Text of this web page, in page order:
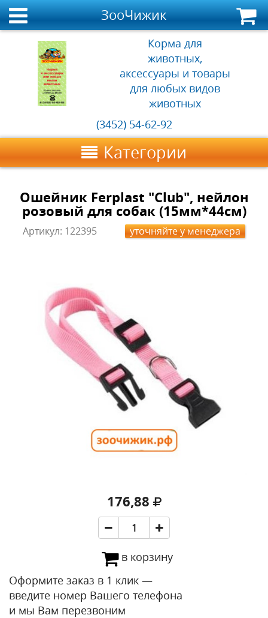
ЗооЧижик
Корма для
животных,
аксессуары и товары
для любых видов
животных
(3452) 54-62-92
Категории
Ошейник Ferplast "Club", нейлон
розовый для собак (15мм*44см)
Артикул: 122395 уточняйте у менеджера
176,88
в корзину
Оформите заказ в 1 клик —
введите номер Вашего телефона
и мы Вам перезвоним